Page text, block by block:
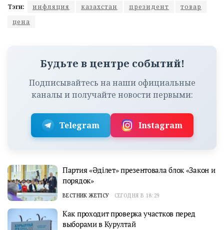
Тэги: инфляция казахстан президент
товар
цена
Будьте в центре событий!
Подписывайтесь на наши официальные
каналы и получайте новости первыми:
Telegram Instagram
Партия «Әділет» презентовала блок «Закон и
порядок»
ВЕСТНИК ЖЕТІСУ СЕГОДНЯ В 18:29
Как проходит проверка участков перед
выборами в Курултай